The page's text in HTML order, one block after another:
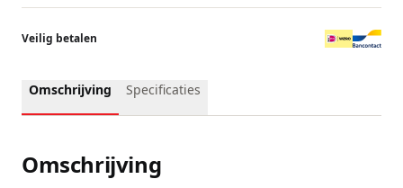
Veilig betalen
Omschrijving Specificaties
Omschrijving